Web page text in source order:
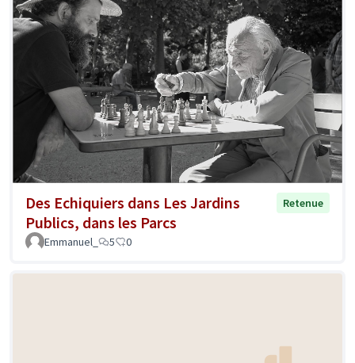
Des Echiquiers dans Les Jardins
Publics, dans les Parcs
Retenue
Emmanuel_ 5 0